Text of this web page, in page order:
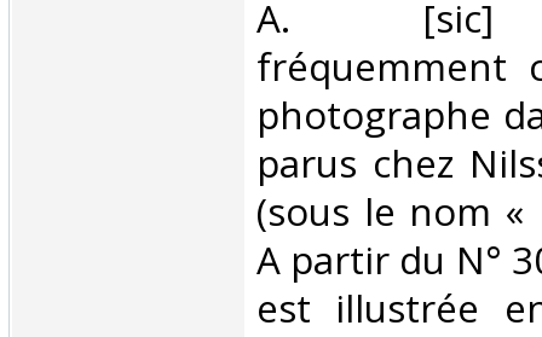
A. [sic]
fréquemment
photographe
parus chez
(sous le nom «
A partir du N°
est illustrée